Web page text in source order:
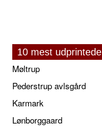
10 mest udprintede
Møltrup
Pederstrup avlsgård
Karmark
Lønborggaard